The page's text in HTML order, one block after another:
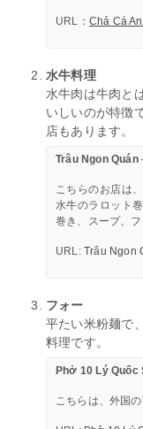
URL： Chả Cá
水牛料理
水牛肉は牛肉と
いしいのが特徴
店もあります。
Trâu Ngon
こちらのお店は
水牛のラロット
巻き、スープ、
URL: Trâu Ngon
フォー
平たい米粉麺で
料理です。
Phở 10 Lý Quốc
こちらは、外国